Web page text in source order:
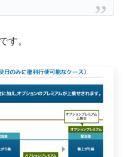
す。